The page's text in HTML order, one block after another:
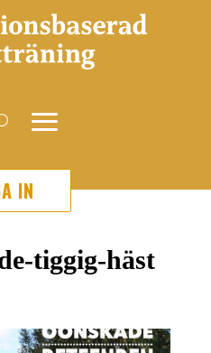
IN
tiggig-häst